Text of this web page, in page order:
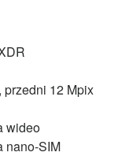
przedni 12 Mpix
wideo
nano-SIM